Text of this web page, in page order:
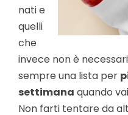
nati e
quelli
che
invece non è
sempre una lista per
settimana quando
Non farti tentare da